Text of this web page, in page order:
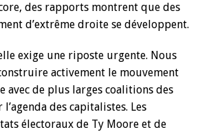
des rapports montrent que des
d’extrême droite se développent.
exige une riposte urgente. Nous
activement le mouvement
avec de plus larges coalitions des
des capitalistes. Les
électoraux de Ty Moore et de